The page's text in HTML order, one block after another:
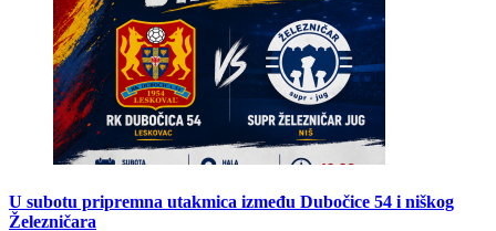
U subotu pripremna utakmica između Dubočice 54 i niškog
Železničara